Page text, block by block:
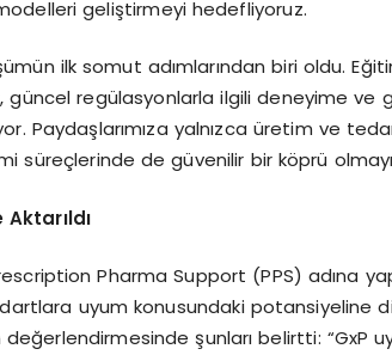
geliştirmeyi hedefliyoruz.
ilk somut adımlarından biri oldu.
güncel regülasyonlarla ilgili deneyime
Paydaşlarımıza yalnızca üretim ve
süreçlerinde de güvenilir bir köprü
Pharma Support (PPS) adına
uyum konusundaki potansiyeline
değerlendirmesinde şunları belirtti: “GxP